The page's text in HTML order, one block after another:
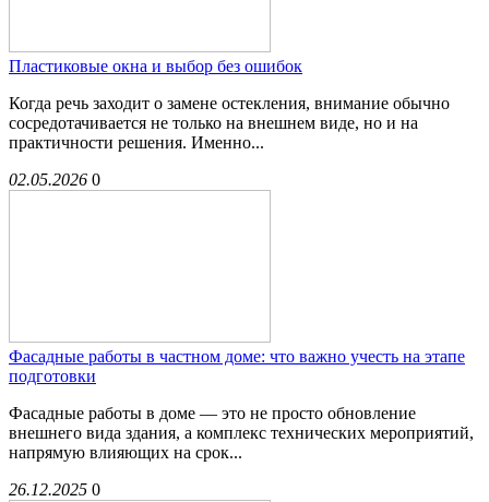
Пластиковые окна и выбор без ошибок
Когда речь заходит о замене остекления, внимание обычно
сосредотачивается не только на внешнем виде, но и на
практичности решения. Именно...
02.05.2026 0
Фасадные работы в частном доме: что важно учесть на этапе
подготовки
Фасадные работы в доме — это не просто обновление
внешнего вида здания, а комплекс технических мероприятий,
напрямую влияющих на срок...
26.12.2025 0